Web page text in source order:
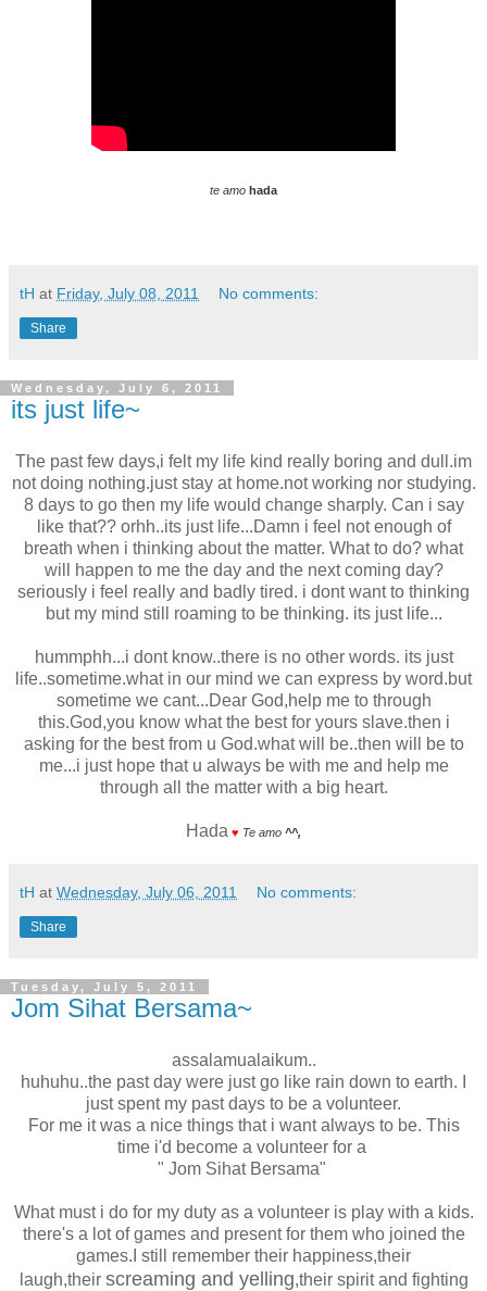
te amo hada
tH at Friday, July 08, 2011 No comments:
Share
Wednesday, July 6, 2011
its just life~
The past few days,i felt my life kind really boring and dull.im
not doing nothing.just stay at home.not working nor studying.
8 days to go then my life would change sharply. Can i say
like that?? orhh..its just life...Damn i feel not enough of
breath when i thinking about the matter. What to do? what
will happen to me the day and the next coming day?
seriously i feel really and badly tired. i dont want to thinking
but my mind still roaming to be thinking. its just life...
hummphh...i dont know..there is no other words. its just
life..sometime.what in our mind we can express by word.but
sometime we cant...Dear God,help me to through
this.God,you know what the best for yours slave.then i
asking for the best from u God.what will be..then will be to
me...i just hope that u always be with me and help me
through all the matter with a big heart.
Hada ♥ Te amo ^^,
tH at Wednesday, July 06, 2011 No comments:
Share
Tuesday, July 5, 2011
Jom Sihat Bersama~
assalamualaikum..
huhuhu..the past day were just go like rain down to earth. I
just spent my past days to be a volunteer.
For me it was a nice things that i want always to be. This
time i'd become a volunteer for a
" Jom Sihat Bersama"
What must i do for my duty as a volunteer is play with a kids.
there's a lot of games and present for them who joined the
games. I still remember their happiness,their
laugh,their screaming and yelling,their spirit and fighting